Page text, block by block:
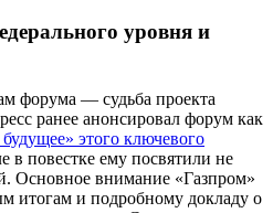
уровня и
форума — судьба проекта
ранее анонсировал форум как
будущее» этого ключевого
в повестке ему посвятили не
Основное внимание «Газпром»
итогам и подробному докладу о